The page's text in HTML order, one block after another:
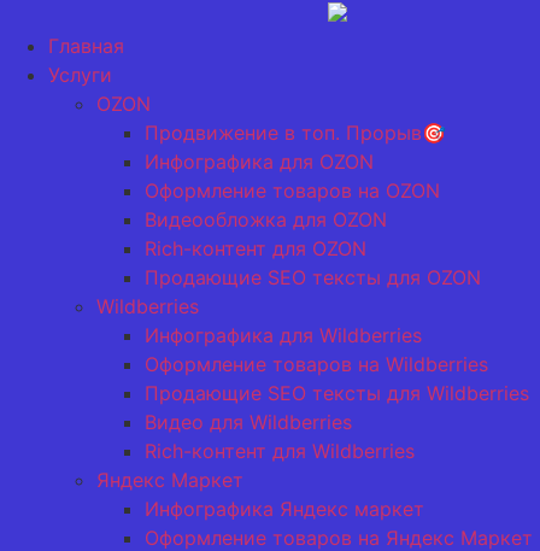
содержимому
Главная
Услуги
OZON
Продвижение в топ. Прорыв🎯
Инфографика для OZON
Оформление товаров на OZON
Видеообложка для OZON
Rich-контент для OZON
Продающие SEO тексты для OZON
Wildberries
Инфографика для Wildberries
Оформление товаров на Wildberries
Продающие SEO тексты для Wildberries
Видео для Wildberries
Rich-контент для Wildberries
Яндекс Маркет
Инфографика Яндекс маркет
Оформление товаров на Яндекс Маркет